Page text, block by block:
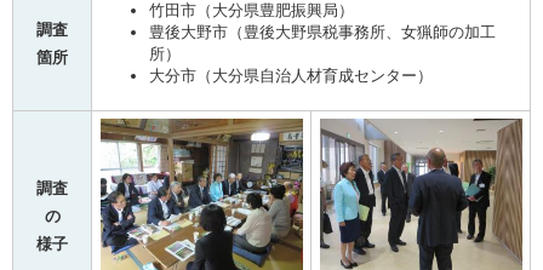
調査
箇所
竹田市（大分県豊肥振興局）
豊後大野市（豊後大野県税事務所、女猟師の加工
所）
大分市（大分県自治人材育成センター）
調査
の
様子